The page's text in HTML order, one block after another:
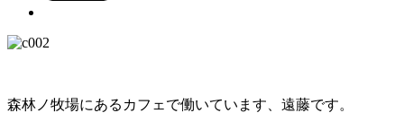
森林ノ牧場にあるカフェで働いています、遠藤です。